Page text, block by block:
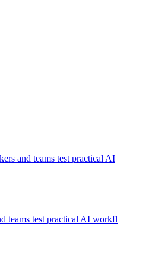
and teams test practical AI
teams test practical AI workfl